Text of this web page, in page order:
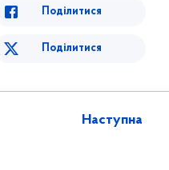
Поділитися
Поділитися
Наступна